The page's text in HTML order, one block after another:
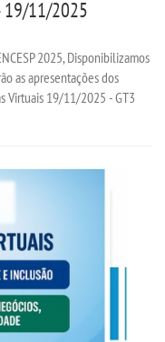
19/11/2025
2025, Disponibilizamos
as apresentações dos
Virtuais 19/11/2025 - GT3